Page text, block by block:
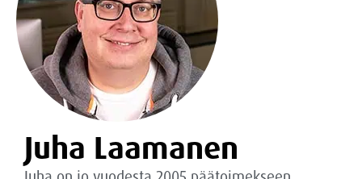
Juha Laamanen